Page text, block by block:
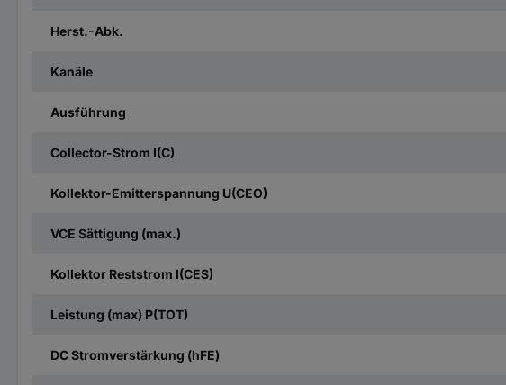
Herst.-Abk.
Kanäle
Ausführung
Collector-Strom I(C)
Kollektor-Emitterspannung U(CEO)
VCE Sättigung (max.)
Kollektor Reststrom I(CES)
Leistung (max) P(TOT)
DC Stromverstärkung (hFE)